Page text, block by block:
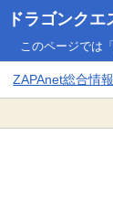
ドラゴンク
このページでは
ZAPAnet総合情